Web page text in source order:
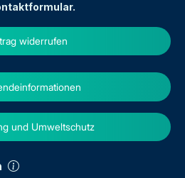
.
widerrufen
und Umweltschutz